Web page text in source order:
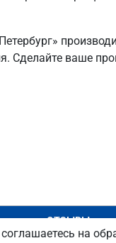
Сделайте ваше
ОТЗЫВЫ
на